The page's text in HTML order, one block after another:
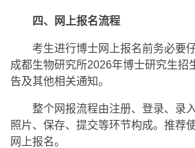
四、网上报名流程
考生进行博士网上报名前务必要
成都生物研究所2026年博士研究生招
告及其他相关通知。
整个网报流程由注册、登录、录
照片、保存、提交等环节构成。推荐
网上报名。